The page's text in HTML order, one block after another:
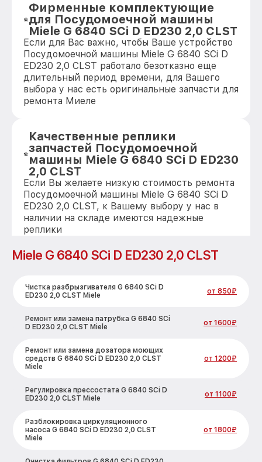
Фирменные комплектующие
для Посудомоечной машины
Miele G 6840 SCi D ED230 2,0 CLST
Если для Вас важно, чтобы Ваше устройство
Посудомоечной машины Miele G 6840 SCi D
ED230 2,0 CLST работало безотказно еще
длительный период времени, для Вашего
выбора у нас есть оригинальные запчасти для
ремонта Миеле
Качественные реплики
запчастей Посудомоечной
машины Miele G 6840 SCi D ED230
2,0 CLST
Если Вы желаете низкую стоимость ремонта
Посудомоечной машины Miele G 6840 SCi D
ED230 2,0 CLST, к Вашему выбору у нас в
наличии на складе имеются надежные
реплики
Miele G 6840 SCi D ED230 2,0 CLST
Чистка разбрызгивателя G 6840 SCi D
ED230 2,0 CLST Miele
от 850₽
Ремонт или замена патрубка G 6840 SCi
D ED230 2,0 CLST Miele
от 1600₽
Ремонт или замена дозатора моющих
средств G 6840 SCi D ED230 2,0 CLST
Miele
от 1200₽
Регулировка прессостата G 6840 SCi D
ED230 2,0 CLST Miele
от 1100₽
Разблокировка циркуляционного
насоса G 6840 SCi D ED230 2,0 CLST
Miele
от 1800₽